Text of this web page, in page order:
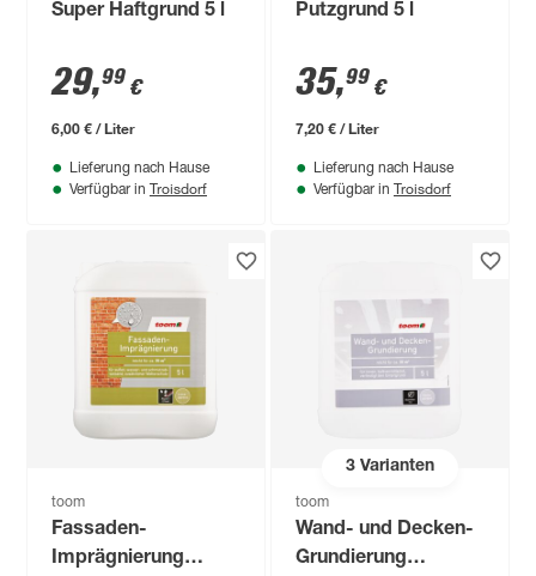
Super Haftgrund 5 l
29,99 €
6,00 € / Liter
Lieferung nach Hause
Verfügbar in Troisdorf
Putzgrund 5 l
35,99 €
7,20 € / Liter
Lieferung nach Hause
Verfügbar in Troisdorf
toom
Fassaden-
Imprägnierung
3Varianten
toom
Wand- und Decken-
Grundierung